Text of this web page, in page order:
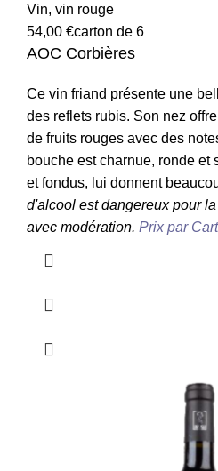
Vin, vin rouge
54,00 €carton de 6
AOC Corbières
Ce vin friand présente une
des reflets rubis. Son nez
de fruits rouges avec des
bouche est charnue, ronde et
et fondus, lui donnent
d'alcool est dangereux pour
avec modération. Prix par